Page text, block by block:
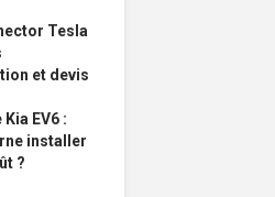
Tesla
et devis
EV6 :
installer
?